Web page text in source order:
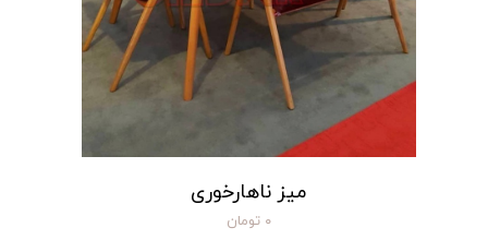
میز ناهارخوری
۰ تومان